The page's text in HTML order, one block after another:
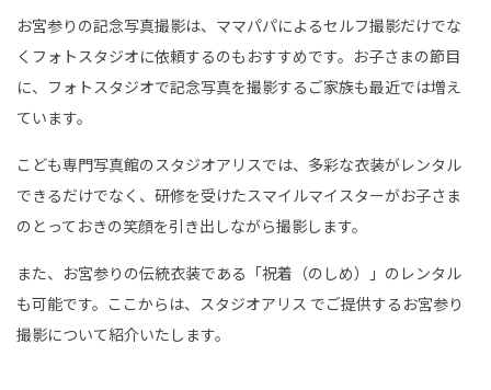
お宮参りの記念写真撮影は、ママパパによるセルフ撮影だけでな
くフォトスタジオに依頼するのもおすすめです。お子さまの節目
に、フォトスタジオで記念写真を撮影するご家族も最近では増え
ています。
こども専門写真館のスタジオアリスでは、多彩な衣装がレンタル
できるだけでなく、研修を受けたスマイルマイスターがお子さま
のとっておきの笑顔を引き出しながら撮影します。
また、お宮参りの伝統衣装である「祝着（のしめ）」のレンタル
も可能です。ここからは、スタジオアリス でご提供するお宮参り
撮影について紹介いたします。